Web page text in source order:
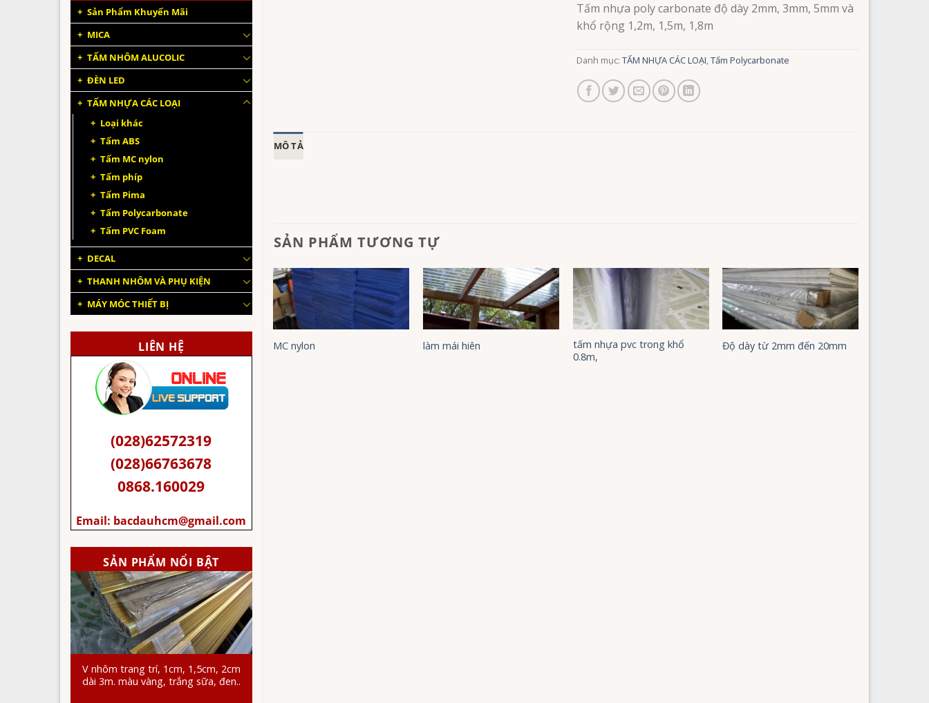
Sản Phẩm Khuyến Mãi
MICA
TẤM NHÔM ALUCOLIC
ĐÈN LED
TẤM NHỰA CÁC LOẠI
Loại khác
Tấm ABS
Tấm MC nylon
Tấm phíp
Tấm Pima
Tấm Polycarbonate
Tấm PVC Foam
DECAL
THANH NHÔM VÀ PHỤ KIỆN
MÁY MÓC THIẾT BỊ
LIÊN HỆ
(028)62572319
(028)66763678
0868.160029
Email: bacdauhcm@gmail.com
SẢN PHẨM NỔI BẬT
V nhôm trang trí, 1cm, 1,5cm, 2cm
dài 3m. màu vàng, trắng sữa, đen..
Tấm nhựa poly carbonate độ dày 2mm, 3mm, 5mm và
khổ rộng 1,2m, 1,5m, 1,8m
Danh mục: TẤM NHỰA CÁC LOẠI,Tấm Polycarbonate
MÔ TẢ
SẢN PHẨM TƯƠNG TỰ
MC nylon làm mái hiên
tấm nhựa pvc trong khổ
0.8m,
Độ dày từ 2mm đến 20mm
Tấm poly lấy sáng